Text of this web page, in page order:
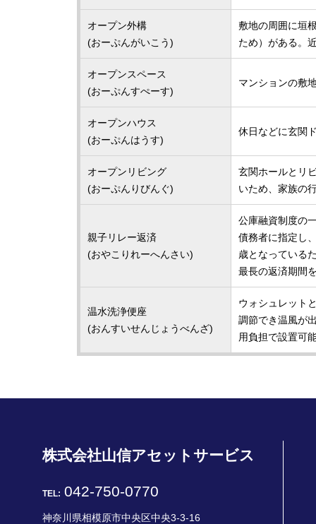
オープン外構
(おーぷんがいこう)
敷地の周囲に垣
ため）がある。
オープンスペース
(おーぷんすぺーす)
マンションの敷
オープンハウス
(おーぷんはうす)
休日などに玄関
オープンリビング
(おーぷんりびんぐ)
玄関ホールとリ
いため、家族の
親子リレー返済
(おやこりれーへんさい)
公庫融資制度の
債務者に指定し
歳となっている
最長の返済期間
温水洗浄便座
(おんすいせんじょうべんざ)
ウォシュレット
調節でき温風が
用負担で設置可
株式会社山信アセットサービス
TEL: 042-750-0770
神奈川県相模原市中央区中央3-3-16